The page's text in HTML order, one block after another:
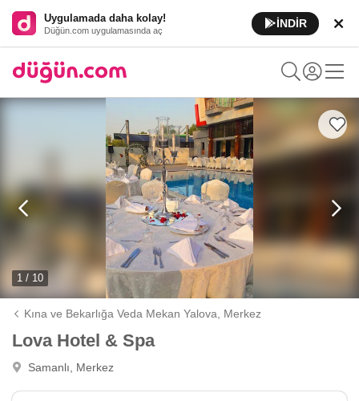
Uygulamada daha kolay!
Düğün.com uygulamasında aç
İNDİR
1 / 10
Kına ve Bekarlığa Veda Mekan Yalova, Merkez
Lova Hotel & Spa
Samanlı, Merkez